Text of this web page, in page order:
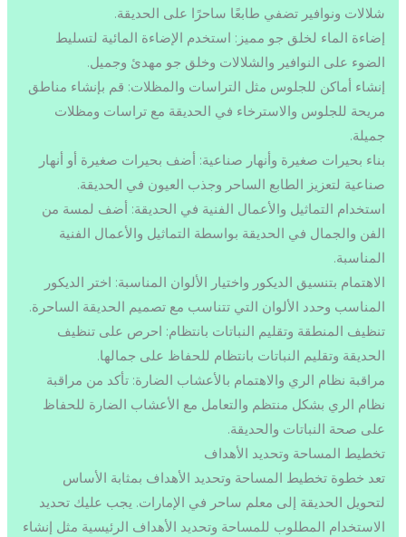
شلالات ونوافير تضفي طابعًا ساحرًا على الحديقة.
إضاءة الماء لخلق جو مميز: استخدم الإضاءة المائية لتسليط
الضوء على النوافير والشلالات وخلق جو مهدئ وجميل.
إنشاء أماكن للجلوس مثل التراسات والمظلات: قم بإنشاء مناطق
مريحة للجلوس والاسترخاء في الحديقة مع تراسات ومظلات
جميلة.
بناء بحيرات صغيرة وأنهار صناعية: أضف بحيرات صغيرة أو أنهار
صناعية لتعزيز الطابع الساحر وجذب العيون في الحديقة.
استخدام التماثيل والأعمال الفنية في الحديقة: أضف لمسة من
الفن والجمال في الحديقة بواسطة التماثيل والأعمال الفنية
المناسبة.
الاهتمام بتنسيق الديكور واختيار الألوان المناسبة: اختر الديكور
المناسب وحدد الألوان التي تتناسب مع تصميم الحديقة الساحرة.
تنظيف المنطقة وتقليم النباتات بانتظام: احرص على تنظيف
الحديقة وتقليم النباتات بانتظام للحفاظ على جمالها.
مراقبة نظام الري والاهتمام بالأعشاب الضارة: تأكد من مراقبة
نظام الري بشكل منتظم والتعامل مع الأعشاب الضارة للحفاظ
على صحة النباتات والحديقة.
تخطيط المساحة وتحديد الأهداف
تعد خطوة تخطيط المساحة وتحديد الأهداف بمثابة الأساس
لتحويل الحديقة إلى معلم ساحر في الإمارات. يجب عليك تحديد
الاستخدام المطلوب للمساحة وتحديد الأهداف الرئيسية مثل إنشاء